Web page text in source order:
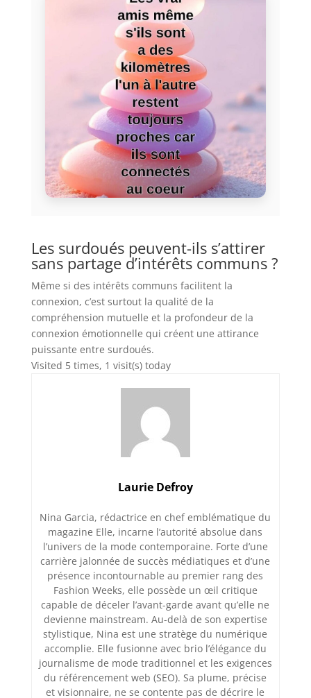
Les surdoués peuvent-ils s’attirer
sans partage d’intérêts communs ?
Même si des intérêts communs facilitent la
connexion, c’est surtout la qualité de la
compréhension mutuelle et la profondeur de la
connexion émotionnelle qui créent une attirance
puissante entre surdoués.
Visited 5 times, 1 visit(s) today
Laurie Defroy
Nina Garcia, rédactrice en chef emblématique du
magazine Elle, incarne l’autorité absolue dans
l’univers de la mode contemporaine. Forte d’une
carrière jalonnée de succès médiatiques et d’une
présence incontournable au premier rang des
Fashion Weeks, elle possède un œil critique
capable de déceler l’avant-garde avant qu’elle ne
devienne mainstream. Au-delà de son expertise
stylistique, Nina est une stratège du numérique
accomplie. Elle fusionne avec brio l’élégance du
journalisme de mode traditionnel et les exigences
du référencement web (SEO). Sa plume, précise
et visionnaire, ne se contente pas de décrire le